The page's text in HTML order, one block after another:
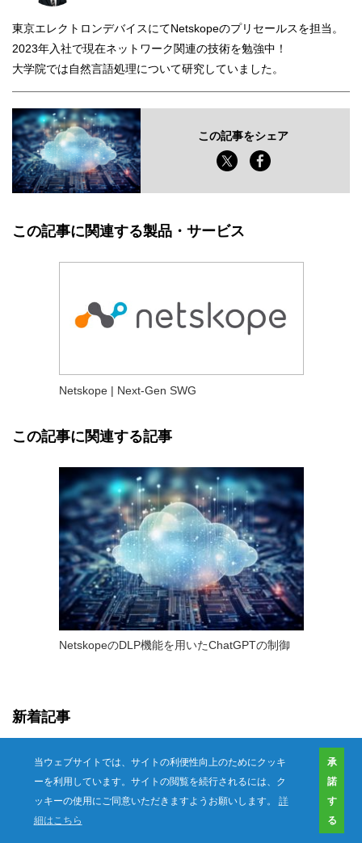
当ウェブサイトでは、サイトの利便性向上のためにクッキ
ーを利用しています。サイトの閲覧を続行されるには、ク
ッキーの使用にご同意いただきますようお願いします。 詳
細はこちら
承
諾
す
る
東京エレクトロンデバイスにてNetskopeのプリセールスを担当。
2023年入社で現在ネットワーク関連の技術を勉強中！
大学院では自然言語処理について研究していました。
この記事をシェア
この記事に関連する製品・サービス
Netskope | Next-Gen SWG
この記事に関連する記事
NetskopeのDLP機能を用いたChatGPTの制御
新着記事
お問い合わせ